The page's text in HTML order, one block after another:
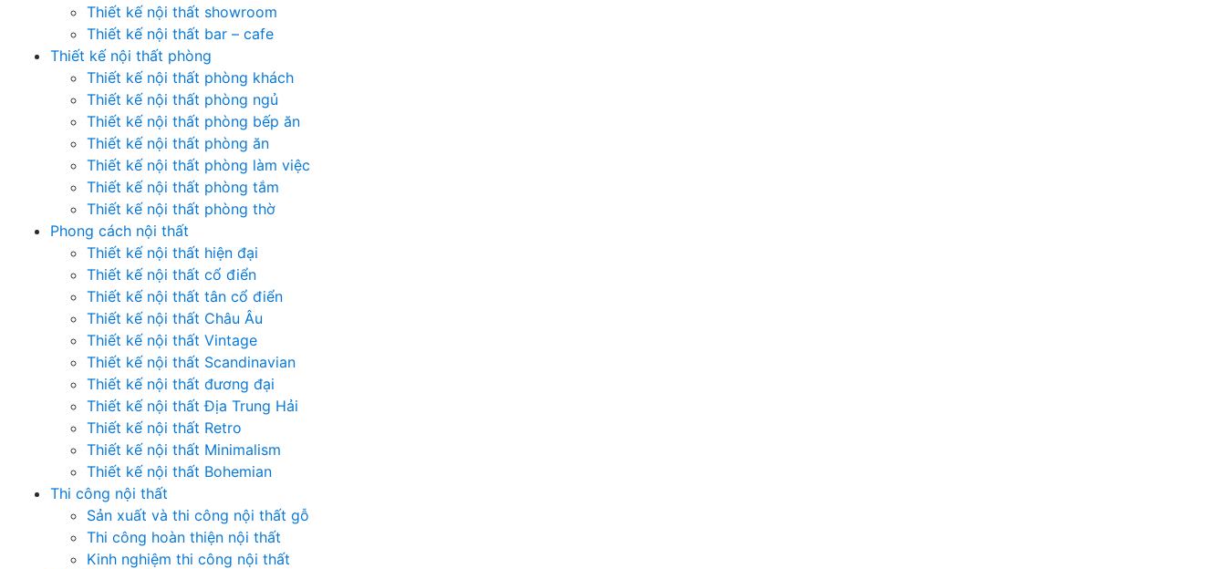
Thiết kế nội thất showroom
Thiết kế nội thất bar – cafe
Thiết kế nội thất phòng
Thiết kế nội thất phòng khách
Thiết kế nội thất phòng ngủ
Thiết kế nội thất phòng bếp ăn
Thiết kế nội thất phòng ăn
Thiết kế nội thất phòng làm việc
Thiết kế nội thất phòng tắm
Thiết kế nội thất phòng thờ
Phong cách nội thất
Thiết kế nội thất hiện đại
Thiết kế nội thất cổ điển
Thiết kế nội thất tân cổ điển
Thiết kế nội thất Châu Âu
Thiết kế nội thất Vintage
Thiết kế nội thất Scandinavian
Thiết kế nội thất đương đại
Thiết kế nội thất Địa Trung Hải
Thiết kế nội thất Retro
Thiết kế nội thất Minimalism
Thiết kế nội thất Bohemian
Thi công nội thất
Sản xuất và thi công nội thất gỗ
Thi công hoàn thiện nội thất
Kinh nghiệm thi công nội thất